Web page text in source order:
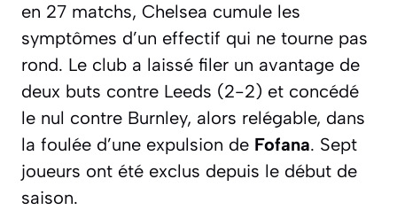
en 27 matchs, Chelsea cumule les
symptômes d’un effectif qui ne tourne pas
rond. Le club a laissé filer un avantage de
deux buts contre Leeds (2-2) et concédé
le nul contre Burnley, alors relégable, dans
la foulée d’une expulsion de Fofana. Sept
joueurs ont été exclus depuis le début de
saison.